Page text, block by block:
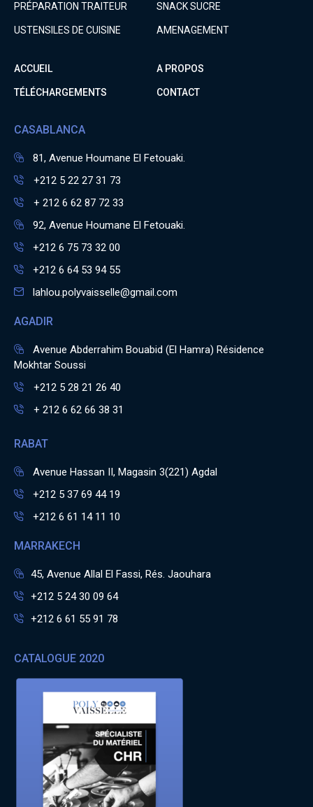
PRÉPARATION TRAITEUR SNACK SUCRE
USTENSILES DE CUISINE AMENAGEMENT
ACCUEIL A PROPOS
TÉLÉCHARGEMENTS CONTACT
CASABLANCA
81, Avenue Houmane El Fetouaki.
+212 5 22 27 31 73
+ 212 6 62 87 72 33
92, Avenue Houmane El Fetouaki.
+212 6 75 73 32 00
+212 6 64 53 94 55
lahlou.polyvaisselle@gmail.com
AGADIR
Avenue Abderrahim Bouabid (El Hamra) Résidence
Mokhtar Soussi
+212 5 28 21 26 40
+ 212 6 62 66 38 31
RABAT
Avenue Hassan II, Magasin 3(221) Agdal
+212 5 37 69 44 19
+212 6 61 14 11 10
MARRAKECH
45, Avenue Allal El Fassi, Rés. Jaouhara
+212 5 24 30 09 64
+212 6 61 55 91 78
CATALOGUE 2020